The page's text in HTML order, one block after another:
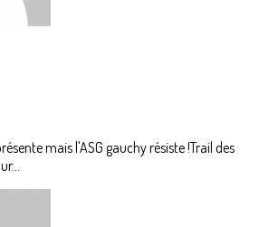
mais l'ASG gauchy résiste !Trail des